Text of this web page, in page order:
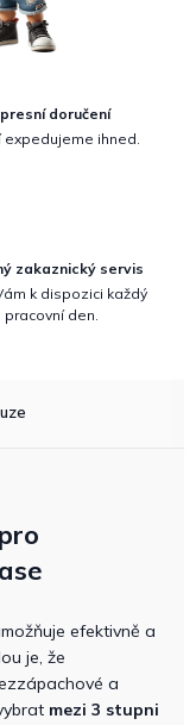
doručení
expedujeme ihned.
zakaznický servis
k dispozici každý
pracovní den.
efektivně a
je, že
a
mezi 3 stupni